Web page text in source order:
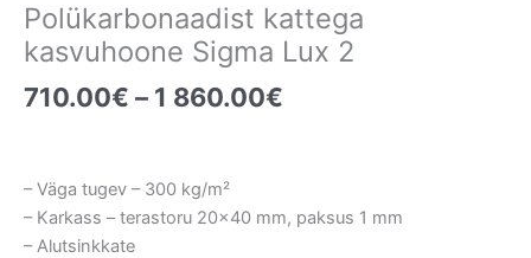
Polükarbonaadist kattega
kasvuhoone Sigma Lux 2
710.00€ – 1 860.00€
1
860.00€
– Väga tugev – 300 kg/m²
– Karkass – terastoru 20×40 mm, paksus 1 mm
– Alutsinkkate